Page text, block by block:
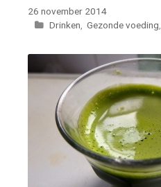
26 november 2014
Categorieën
Drinken, Gezonde voeding,